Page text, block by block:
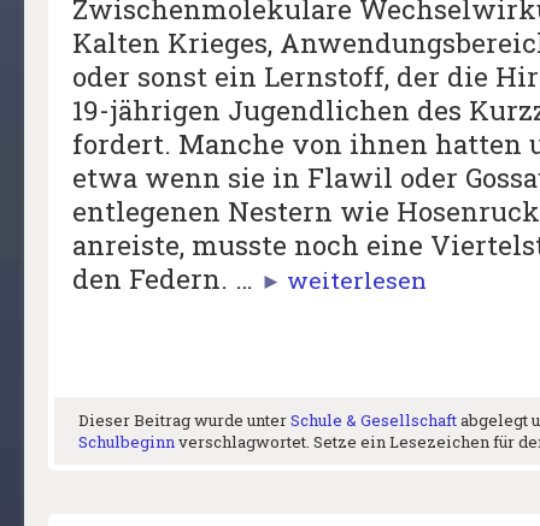
Zwischenmolekulare
Kalten Krieges,
oder sonst ein Lernstoff, der die
19-jährigen Jugendlichen des
fordert. Manche von ihnen hatten
etwa wenn sie in Flawil oder
entlegenen Nestern wie
anreiste, musste noch eine
den Federn. … ► weiterlesen
Dieser Beitrag wurde unterSchule & Gesellschaftabgelegt
Schulbeginnverschlagwortet. Setze ein Lesezeichen für